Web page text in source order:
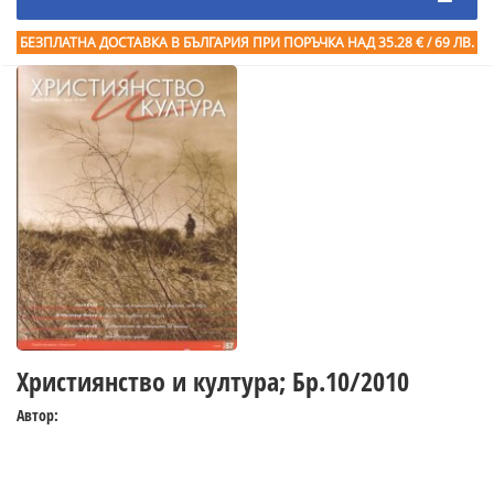
БЕЗПЛАТНА ДОСТАВКА В БЪЛГАРИЯ ПРИ ПОРЪЧКА НАД 35.28 € / 69 ЛВ.
Християнство и култура; Бр.10/2010
Автор: